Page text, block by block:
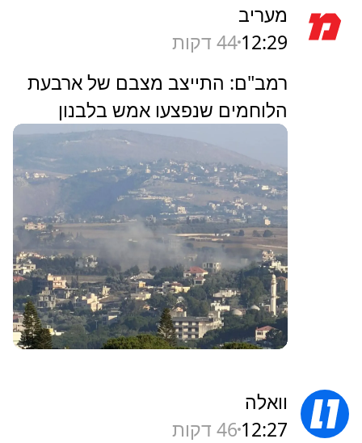
מעריב
12:2945 דקות
רמב"ם: התייצב מצבם של ארבעת
הלוחמים שנפצעו אמש בלבנון
וואלה
12:27 46 דקות